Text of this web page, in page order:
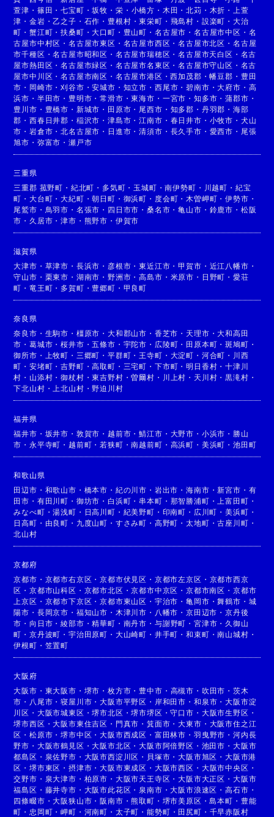
萱津 ・ 篠田 ・七宝町 ・坂牧 ・ 栄 ・ 小橋方 ・ 木田 ・北苅 ・ 木折 ・
上萱
津 ・金岩 ・乙之子 ・ 石作 ・ 豊根村 ・東栄町 ・ 飛島村 ・ 設楽町 ・ 大治
町 ・蟹江町 ・扶桑町 ・大口町 ・ 豊山町 ・ 名古屋市 ・ 名古屋市中区 ・ 名
古屋市中村区 ・名古屋市東区 ・ 名古屋市西区 ・名古屋市北区 ・ 名古屋
市千種区 ・名古屋市昭和区 ・ 名古屋市瑞穂区 ・名古屋市天白区 ・ 名古
屋市熱田区 ・名古屋市緑区 ・ 名古屋市名東区 ・名古屋市守山区 ・ 名古
屋市中川区 ・名古屋市南区 ・ 名古屋市港区 ・西加茂郡 ・幡豆郡 ・ 豊田
市 ・ 岡崎市 ・刈谷市 ・安城市 ・ 知立市 ・ 西尾市 ・碧南市 ・大府市 ・ 高
浜市 ・ 半田市 ・ 豊明市 ・常滑市 ・東海市 ・ 一宮市 ・ 知多市 ・蒲郡市 ・
豊川市 ・ 豊橋市 ・ 新城市 ・ 田原市 ・ 尾西市 ・ 知多郡 ・ 丹羽郡 ・ 海部
郡 ・西春日井郡 ・ 稲沢市 ・津島市 ・江南市 ・ 春日井市 ・ 小牧市 ・ 犬山
市 ・岩倉市 ・北名古屋市 ・ 日進市 ・清須市 ・ 長久手市 ・ 愛西市 ・ 尾張
旭市 ・ 弥富市 ・瀬戸市
三重県
三重郡 菰野町 ・ 紀北町 ・ 多気町 ・ 玉城町 ・南伊勢町 ・ 川越町 ・ 紀宝
町 ・大台町 ・大紀町 ・朝日町 ・ 御浜町 ・ 度会町 ・ 木曽岬町 ・伊勢市 ・
尾鷲市 ・ 鳥羽市 ・ 名張市 ・ 四日市市 ・桑名市 ・亀山市 ・ 鈴鹿市 ・ 松阪
市 ・ 久居市 ・津市 ・ 熊野市 ・ 伊賀市
滋賀県
大津市 ・ 草津市 ・ 長浜市 ・ 彦根市 ・東近江市 ・甲賀市 ・ 近江八幡市 ・
守山市 ・ 栗東市 ・ 湖南市 ・野洲市 ・高島市 ・ 米原市 ・ 日野町 ・ 愛荘
町 ・竜王町 ・ 多賀町 ・ 豊郷町 ・ 甲良町
奈良県
奈良市 ・ 生駒市 ・ 橿原市 ・大和郡山市 ・ 香芝市 ・ 天理市 ・大和高田
市 ・葛城市 ・桜井市 ・五條市 ・ 宇陀市 ・ 広陵町 ・ 田原本町 ・斑鳩町 ・
御所市 ・ 上牧町 ・ 三郷町 ・平群町 ・ 王寺町 ・ 大淀町 ・ 河合町 ・ 川西
町 ・安堵町 ・吉野町 ・高取町 ・ 三宅町 ・ 下市町 ・明日香村 ・十津川
村 ・ 山添村 ・御杖村 ・東吉野村 ・曽爾村 ・ 川上村 ・ 天川村 ・黒滝村 ・
下北山村 ・ 上北山村 ・野迫川村
福井県
福井市 ・ 坂井市 ・ 敦賀市 ・ 越前市 ・鯖江市 ・ 大野市 ・ 小浜市 ・ 勝山
市 ・永平寺町 ・ 越前町 ・若狭町 ・南越前町 ・ 高浜町 ・ 美浜町 ・ 池田町
和歌山県
田辺市 ・ 和歌山市 ・ 橋本市 ・ 紀の川市 ・ 岩出市 ・海南市 ・新宮市 ・ 有
田市 ・ 有田川町 ・ 御坊市 ・ 白浜町 ・ 串本町 ・ 那智勝浦町 ・ 上富田町 ・
みなべ町 ・湯浅町 ・ 日高川町 ・ 紀美野町 ・ 印南町 ・ 広川町 ・美浜町 ・
日高町 ・ 由良町 ・ 九度山町 ・ すさみ町 ・ 高野町 ・太地町 ・古座川町 ・
北山村
京都府
京都市 ・ 京都市右京区 ・京都市伏見区 ・ 京都市左京区 ・ 京都市西京
区 ・京都市山科区 ・ 京都市北区 ・京都市中京区 ・京都市南区 ・ 京都市
上京区 ・ 京都市下京区 ・京都市東山区 ・ 宇治市 ・亀岡市 ・舞鶴市 ・ 城
陽市 ・ 長岡京市 ・ 福知山市 ・ 木津川市 ・ 八幡市 ・京田辺市 ・京丹後
市 ・向日市 ・綾部市 ・精華町 ・ 南丹市 ・ 与謝野町 ・ 宮津市 ・ 久御山
町 ・京丹波町 ・宇治田原町 ・ 大山崎町 ・ 井手町 ・和束町 ・南山城村 ・
伊根町 ・ 笠置町
大阪府
大阪市 ・ 東大阪市 ・ 堺市 ・枚方市 ・ 豊中市 ・ 高槻市 ・ 吹田市 ・ 茨木
市 ・ 八尾市 ・寝屋川市 ・大阪市平野区 ・ 岸和田市 ・ 和泉市 ・大阪市淀
川区 ・ 大阪市城東区 ・堺市北区 ・堺市堺区 ・守口市 ・ 大阪市生野区 ・
堺市西区 ・大阪市東住吉区 ・ 門真市 ・箕面市 ・大東市 ・ 大阪市住之江
区 ・松原市 ・堺市中区 ・大阪市西成区 ・ 富田林市 ・ 羽曳野市 ・ 河内長
野市 ・ 大阪市鶴見区 ・大阪市北区 ・大阪市阿倍野区 ・ 池田市 ・ 大阪市
都島区 ・ 泉佐野市 ・ 大阪市西淀川区 ・ 貝塚市 ・大阪市旭区 ・大阪市港
区 ・堺市東区 ・摂津市 ・大阪市東成区 ・ 大阪市西区 ・ 大阪市中央区 ・
交野市 ・ 泉大津市 ・ 柏原市 ・ 大阪市天王寺区 ・大阪市大正区 ・ 大阪市
福島区 ・ 藤井寺市 ・ 大阪市此花区 ・ 泉南市 ・大阪市浪速区 ・高石市 ・
四條畷市 ・大阪狭山市 ・阪南市 ・熊取町 ・ 堺市美原区 ・島本町 ・ 豊能
町 ・ 忠岡町 ・岬町 ・ 河南町 ・ 太子町 ・能勢町 ・ 田尻町 ・ 千早赤阪村